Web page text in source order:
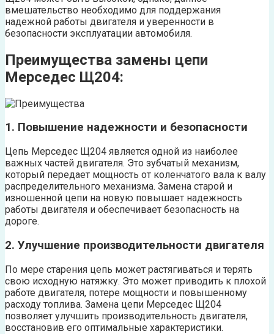
вмешательство необходимо для поддержания
надежной работы двигателя и уверенности в
безопасности эксплуатации автомобиля.
Преимущества замены цепи
Мерседес Щ204:
1. Повышение надежности и безопасности
Цепь Мерседес Щ204 является одной из наиболее
важных частей двигателя. Это зубчатый механизм,
который передает мощность от коленчатого вала к валу
распределительного механизма. Замена старой и
изношенной цепи на новую повышает надежность
работы двигателя и обеспечивает безопасность на
дороге.
2. Улучшение производительности двигателя
По мере старения цепь может растягиваться и терять
свою исходную натяжку. Это может приводить к плохой
работе двигателя, потере мощности и повышенному
расходу топлива. Замена цепи Мерседес Щ204
позволяет улучшить производительность двигателя,
восстановив его оптимальные характеристики.